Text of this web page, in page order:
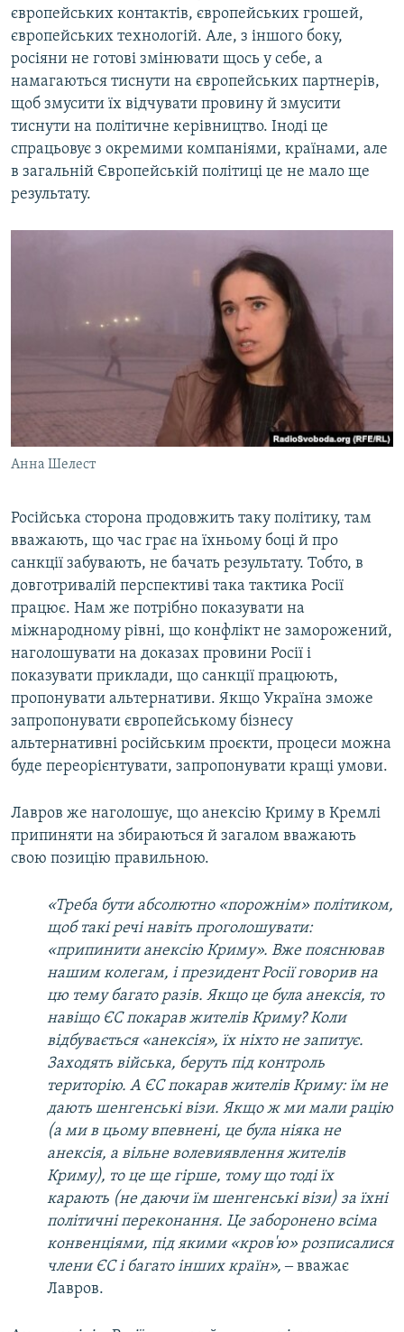
європейських контактів, європейських грошей,
європейських технологій. Але, з іншого боку,
росіяни не готові змінювати щось у себе, а
намагаються тиснути на європейських партнерів,
щоб змусити їх відчувати провину й змусити
тиснути на політичне керівництво. Іноді це
спрацьовує з окремими компаніями, країнами, але
в загальній Європейській політиці це не мало ще
результату.
Анна Шелест
Російська сторона продовжить таку політику, там
вважають, що час грає на їхньому боці й про
санкції забувають, не бачать результату. Тобто, в
довготривалій перспективі така тактика Росії
працює. Нам же потрібно показувати на
міжнародному рівні, що конфлікт не заморожений,
наголошувати на доказах провини Росії і
показувати приклади, що санкції працюють,
пропонувати альтернативи. Якщо Україна зможе
запропонувати європейському бізнесу
альтернативні російським проєкти, процеси можна
буде переорієнтувати, запропонувати кращі умови.
Лавров же наголошує, що анексію Криму в Кремлі
припиняти на збираються й загалом вважають
свою позицію правильною.
«Треба бути абсолютно «порожнім» політиком,
щоб такі речі навіть проголошувати:
«припинити анексію Криму». Вже пояснював
нашим колегам, і президент Росії говорив на
цю тему багато разів. Якщо це була анексія, то
навіщо ЄС покарав жителів Криму? Коли
відбувається «анексія», їх ніхто не запитує.
Заходять війська, беруть під контроль
територію. А ЄС покарав жителів Криму: їм не
дають шенгенські візи. Якщо ж ми мали рацію
(а ми в цьому впевнені, це була ніяка не
анексія, а вільне волевиявлення жителів
Криму), то це ще гірше, тому що тоді їх
карають (не даючи їм шенгенські візи) за їхні
політичні переконання. Це заборонено всіма
конвенціями, під якими «кров'ю» розписалися
члени ЄС і багато інших країн», ‒ вважає
Лавров.